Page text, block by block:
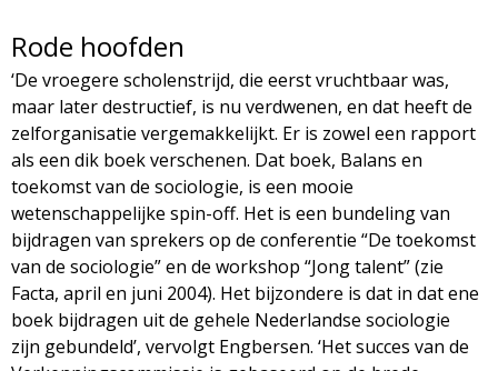
Rode hoofden
‘De vroegere scholenstrijd, die eerst vruchtbaar was,
maar later destructief, is nu verdwenen, en dat heeft de
zelforganisatie vergemakkelijkt. Er is zowel een rapport
als een dik boek verschenen. Dat boek, Balans en
toekomst van de sociologie, is een mooie
wetenschappelijke spin-off. Het is een bundeling van
bijdragen van sprekers op de conferentie “De toekomst
van de sociologie” en de workshop “Jong talent” (zie
Facta, april en juni 2004). Het bijzondere is dat in dat ene
boek bijdragen uit de gehele Nederlandse sociologie
zijn gebundeld’, vervolgt Engbersen. ‘Het succes van de